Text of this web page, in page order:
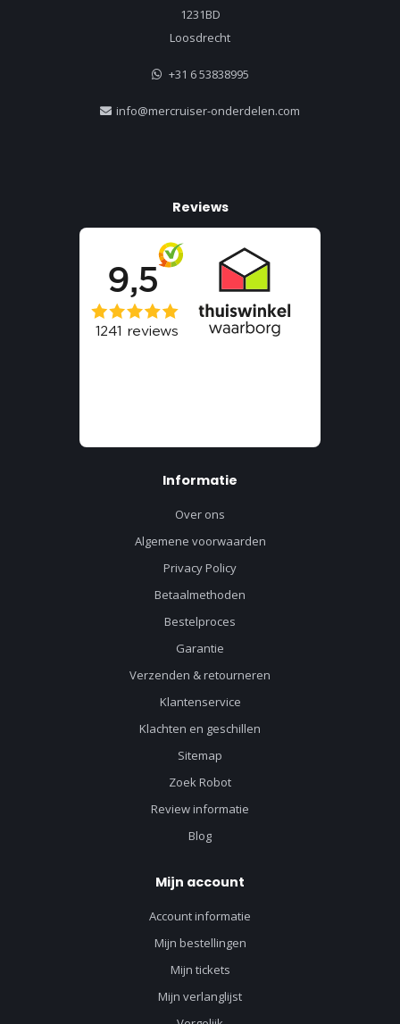
1231BD
Loosdrecht
+31 6 53838995
info@mercruiser-onderdelen.com
Reviews
Informatie
Over ons
Algemene voorwaarden
Privacy Policy
Betaalmethoden
Bestelproces
Garantie
Verzenden & retourneren
Klantenservice
Klachten en geschillen
Sitemap
Zoek Robot
Review informatie
Blog
Mijn account
Account informatie
Mijn bestellingen
Mijn tickets
Mijn verlanglijst